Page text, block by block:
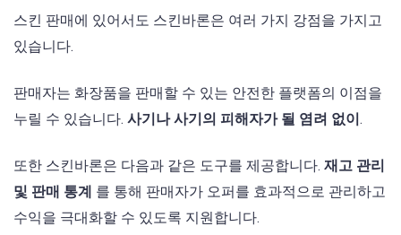
스킨 판매에 있어서도 스킨바론은 여러 가지 강점을 가지고
있습니다.
판매자는 화장품을 판매할 수 있는 안전한 플랫폼의 이점을
누릴 수 있습니다. 사기나 사기의 피해자가 될 염려 없이 .
또한 스킨바론은 다음과 같은 도구를 제공합니다. 재고 관리
및 판매 통계 를 통해 판매자가 오퍼를 효과적으로 관리하고
수익을 극대화할 수 있도록 지원합니다.